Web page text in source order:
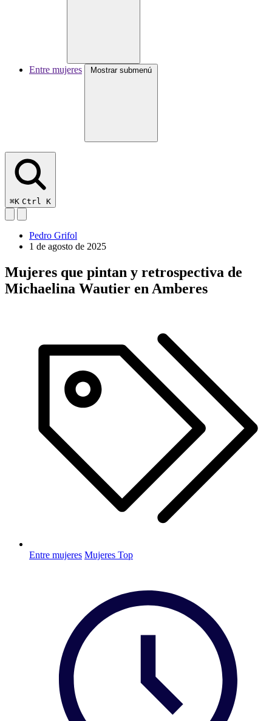
Entre mujeres Mostrar submenú
⌘K Ctrl K
Pedro Grifol
1 de agosto de 2025
Mujeres que pintan y retrospectiva de
Michaelina Wautier en Amberes
Entre mujeres Mujeres Top